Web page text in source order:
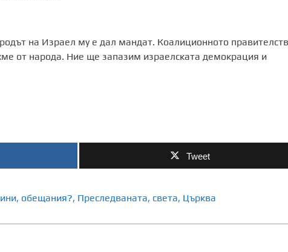
на Израел му е дал мандат. Коалиционното
от народа. Ние ще запазим израелската демокрация и
Tweet
, обещания?, Преследваната, света, Църква